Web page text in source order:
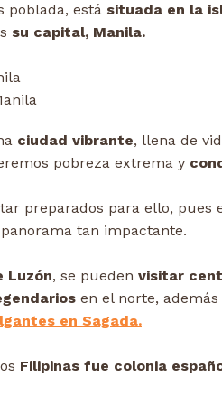
poblada, está situada en la
su capital, Manila.
ciudad vibrante, llena de
pobreza extrema y
preparados para ello, pues
tan impactante.
Luzón, se pueden visitar
en el norte, además
en Sagada.
Filipinas fue colonia